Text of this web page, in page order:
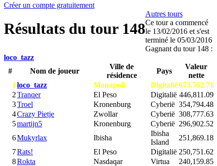
Créer un compte gratuitement
Résultats du tour 148
Autres tours
Ce tour a commencé
le 13/02/2016 et s'est
terminé le 05/03/2016
Gagnant du tour 148 :
loco_tazz
#
Nom de joueur
Ville de
résidence
Pays
Valeur
nette
1 loco_tazz Monapoli Digitalië673,762.71
2Tranqer El Peso Digitalië 446,811.09
3Troel Kronenburg Cyberië 354,794.48
4Crazy Pietje Zwollar Cyberië 308,777.63
5martijn5 Kronenburg Cyberië 296,902.52
6Mukyrlax Ibisha
Ibisha
Island
251,869.18
7Rats! El Peso Digitalië 250,751.62
8Rokta Nasdaqar Virtua
240,159.85